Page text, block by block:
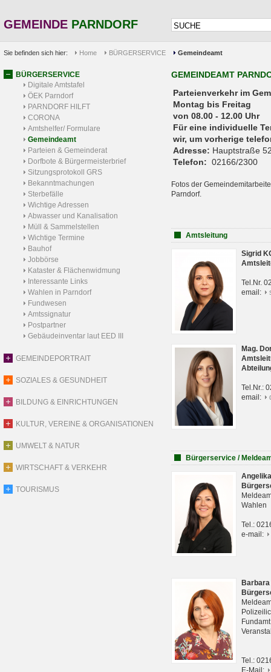
GEMEINDE PARNDORF
Sie befinden sich hier: Home BÜRGERSERVICE Gemeindeamt
BÜRGERSERVICE
Digitale Amtstafel
ÖEK Parndorf
PARNDORF HILFT
CORONA
Amtshelfer/ Formulare
Gemeindeamt
Parteien & Gemeinderat
Dorfbote & Bürgermeisterbrief
Sitzungsprotokoll GRS
Bekanntmachungen
Sterbefälle
Wichtige Adressen
Abwasser und Kanalisation
Müll & Sammelstellen
Wichtige Termine
Bauhof
Jobbörse
Kataster & Flächenwidmung
Interessante Links
Wahlen in Parndorf
Fundwesen
Amtssignatur
Postpartner
Gebäudeinventar laut EED III
GEMEINDEPORTRAIT
SOZIALES & GESUNDHEIT
BILDUNG & EINRICHTUNGEN
KULTUR, VEREINE & ORGANISATIONEN
UMWELT & NATUR
WIRTSCHAFT & VERKEHR
TOURISMUS
GEMEINDEAMT
Parteienverkehr
Montag bis Freitag
von 08.00 - 12.00 Uhr
Für eine individuelle
wir, um vorherige
Adresse: Hauptstraße
Telefon: 02166/2300
Fotos der
Parndorf.
Amtsleitung
Sigrid
Tel.Nr.
email:
Mag.
Tel.Nr.:
email:
Bürgerservice /
Wahlen
Tel.:
e-mail:
Tel.:
E-Mail: